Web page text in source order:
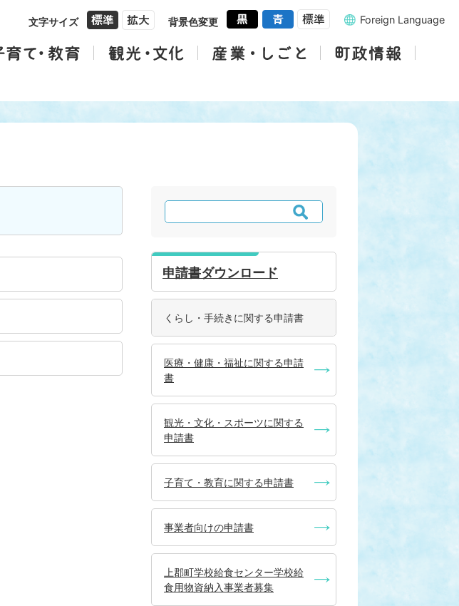
文字サイズ 背景色変更 Foreign Language
検
索
申請書ダウンロード
くらし・手続きに関する申請書
医療・健康・福祉に関する申請
書
観光・文化・スポーツに関する
申請書
子育て・教育に関する申請書
事業者向けの申請書
上郡町学校給食センター学校給
食用物資納入事業者募集